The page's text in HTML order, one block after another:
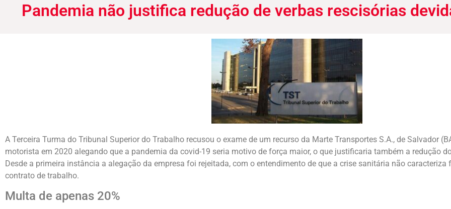
Pandemia não justifica redução de verbas rescisórias
A Terceira Turma do Tribunal Superior do Trabalho recusou o exame de um recurso da Marte Transportes S.A., de Salvador
motorista em 2020 alegando que a pandemia da covid-19 seria motivo de força maior, o que justificaria também a redução
Desde a primeira instância a alegação da empresa foi rejeitada, com o entendimento de que a crise sanitária não
contrato de trabalho.
Multa de apenas 20%